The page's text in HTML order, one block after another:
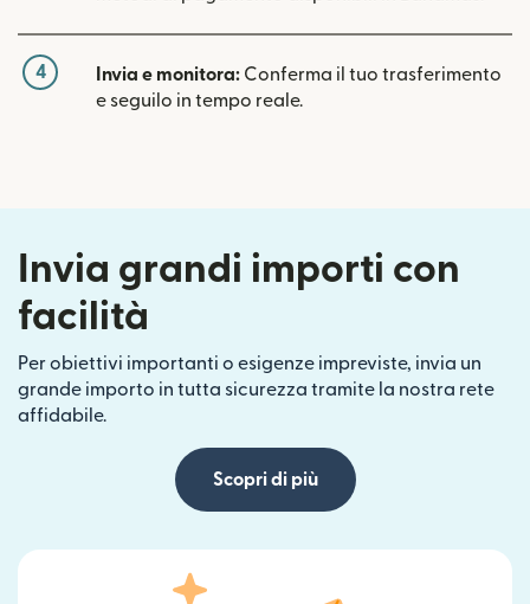
4 Invia e monitora: Conferma il tuo trasferimento
e seguilo in tempo reale.
Invia grandi importi con
facilità
Per obiettivi importanti o esigenze impreviste, invia un
grande importo in tutta sicurezza tramite la nostra rete
affidabile.
Scopri di più